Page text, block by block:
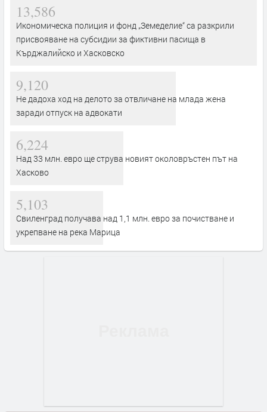
13,586
Икономическа полиция и фонд „Земеделие“ са разкрили
присвояване на субсидии за фиктивни пасища в
Кърджалийско и Хасковско
9,120
Не дадоха ход на делото за отвличане на млада жена
заради отпуск на адвокати
6,224
Над 33 млн. евро ще струва новият околовръстен път на
Хасково
5,103
Свиленград получава над 1,1 млн. евро за почистване и
укрепване на река Марица